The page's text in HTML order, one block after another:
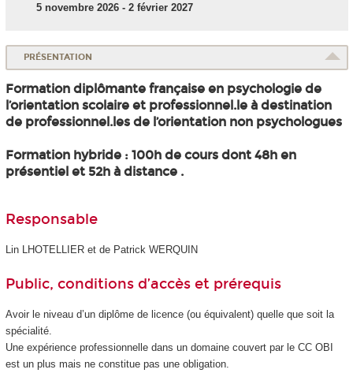
5 novembre 2026 - 2 février 2027
PRÉSENTATION
Formation diplômante française en psychologie de
l’orientation scolaire et professionnel.le à destination
de professionnel.les de l’orientation non psychologues
Formation hybride : 100h de cours dont 48h en
présentiel et 52h à distance .
Responsable
Lin LHOTELLIER et de Patrick WERQUIN
Public, conditions d’accès et prérequis
Avoir le niveau d’un diplôme de licence (ou équivalent) quelle que soit la
spécialité.
Une expérience professionnelle dans un domaine couvert par le CC OBI
est un plus mais ne constitue pas une obligation.